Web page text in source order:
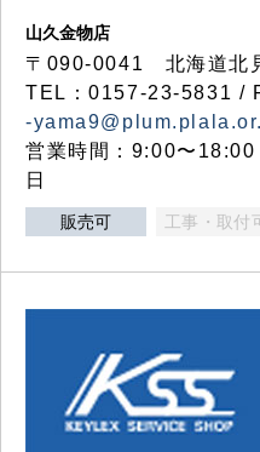
山久金物店
〒090-0041 北海道北
TEL：0157-23-5831 /
-
営業時間：9:00〜18:00
日
販売可 工事・取付